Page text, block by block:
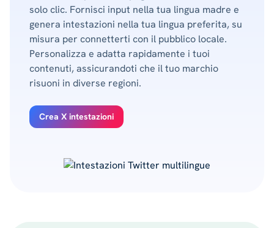
solo clic. Fornisci input nella tua lingua madre e
genera intestazioni nella tua lingua preferita, su
misura per connetterti con il pubblico locale.
Personalizza e adatta rapidamente i tuoi
contenuti, assicurandoti che il tuo marchio
risuoni in diverse regioni.
Crea X intestazioni